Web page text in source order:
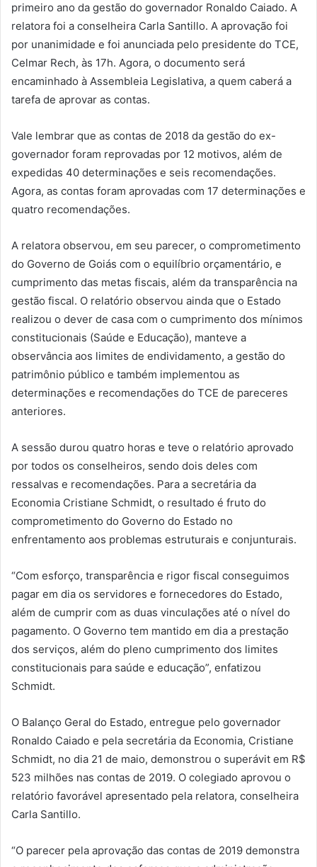
primeiro ano da gestão do governador Ronaldo Caiado. A
relatora foi a conselheira Carla Santillo. A aprovação foi
por unanimidade e foi anunciada pelo presidente do TCE,
Celmar Rech, às 17h. Agora, o documento será
encaminhado à Assembleia Legislativa, a quem caberá a
tarefa de aprovar as contas.
Vale lembrar que as contas de 2018 da gestão do ex-
governador foram reprovadas por 12 motivos, além de
expedidas 40 determinações e seis recomendações.
Agora, as contas foram aprovadas com 17 determinações e
quatro recomendações.
A relatora observou, em seu parecer, o comprometimento
do Governo de Goiás com o equilíbrio orçamentário, e
cumprimento das metas fiscais, além da transparência na
gestão fiscal. O relatório observou ainda que o Estado
realizou o dever de casa com o cumprimento dos mínimos
constitucionais (Saúde e Educação), manteve a
observância aos limites de endividamento, a gestão do
patrimônio público e também implementou as
determinações e recomendações do TCE de pareceres
anteriores.
A sessão durou quatro horas e teve o relatório aprovado
por todos os conselheiros, sendo dois deles com
ressalvas e recomendações. Para a secretária da
Economia Cristiane Schmidt, o resultado é fruto do
comprometimento do Governo do Estado no
enfrentamento aos problemas estruturais e conjunturais.
“Com esforço, transparência e rigor fiscal conseguimos
pagar em dia os servidores e fornecedores do Estado,
além de cumprir com as duas vinculações até o nível do
pagamento. O Governo tem mantido em dia a prestação
dos serviços, além do pleno cumprimento dos limites
constitucionais para saúde e educação”, enfatizou
Schmidt.
O Balanço Geral do Estado, entregue pelo governador
Ronaldo Caiado e pela secretária da Economia, Cristiane
Schmidt, no dia 21 de maio, demonstrou o superávit em R$
523 milhões nas contas de 2019. O colegiado aprovou o
relatório favorável apresentado pela relatora, conselheira
Carla Santillo.
“O parecer pela aprovação das contas de 2019 demonstra